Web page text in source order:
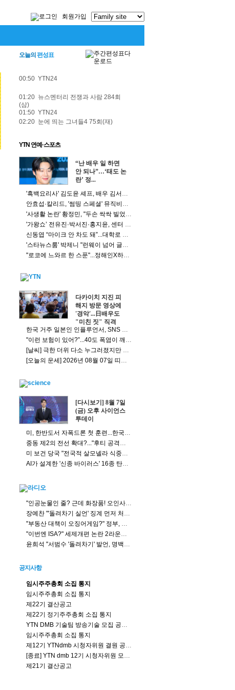
회원가입
오늘의 편성표
00:50 YTN24
01:20 뉴스멘터리 전쟁과 사람 284회
(삼)
01:50 YTN24
02:20 눈에 띄는 그녀들4 75회(재)
YTN 연예·스포츠
“난 배우 일 하면
안 되나”…‘태도 논
란’ 정...
'흑백요리사' 김도윤 셰프, 배우 김서연과 열애 공개 "관계 숨겨 서운했다"
안효섭·칼리드, '썸띵 스페셜' 뮤직비디오 베일 벗었다
'사생활 논란' 황정민, "두손 싹싹 빌었다" 이유는?
'가왕쇼’ 전유진·박서진·홍지윤, 센터 자리 위한 '관객 쟁탈전'
신동엽 “마이크 안 차도 돼”...대학로 소극장 발언에 사과
'스타뉴스룸' 박제니 "런웨이 넘어 글로벌 무대로, '제니다움' 잃지 않을 것"
"로코에 느와르 한 스푼"...정해인X하영 '이런 엿같은 사랑'(종합)
다카이치 지진 피
해지 방문 영상에
'경악'...日배우도
"미친 짓" 직격
한국 거주 일본인 인플루언서, SNS 라이브방송 도중 사망
"이런 보험이 있어?”...40도 폭염이 깨운 ‘기후보험' [앵커리포트]
[날씨] 극한 더위 다소 누그러졌지만 내일도 폭염...동해안·제주도 비
[오늘의 운세] 2026년 08월 07일 띠별 운세
[다시보기] 8월 7일
(금) 오후 사이언스
투데이
미, 한반도서 자폭드론 첫 훈련...한국 배치 가능성도?
중동 제2의 전선 확대?..."후티 공격으로 사우디 민간인 다수 피해"
미 보건 당국 "전국적 살모넬라 식중독 원인은 멕시코산 할라피뇨"
AI가 설계한 '신종 바이러스' 16종 탄생...생물무기 악용 우려
"인공눈물인 줄? 근데 화장품! 오인사고 주의"
장예찬 "'돌려차기 실언' 징계 먼저 처리 해야...친한계? 득달 같이 달려들 땐 언제고 침묵"
"부동산 대책이 오징어게임?" 정부, 세제로 정책실험 하나?
"이번엔 ISA?" 세제개편 논란 2라운드, 투자자 불만 뭐길래?
윤희석 "서범수 '돌려차기' 발언, 명백한 잘못... 한동훈 주최자로서 고민 중"
공지사항
임시주주총회 소집 통지
임시주주총회 소집 통지
제22기 결산공고
제22기 정기주주총회 소집 통지
YTN DMB 기술팀 방송기술 모집 공고 (연장)
임시주주총회 소집 통지
제12기 YTNdmb 시청자위원 결원 공모결과
[종료] YTN dmb 12기 시청자위원 모집공고 (충원)
제21기 결산공고